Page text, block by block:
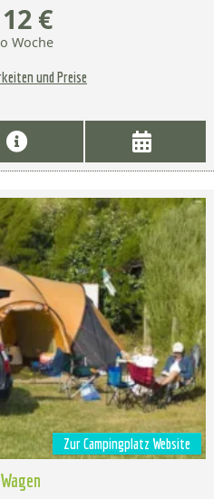
€
Woche
und Preise
Zur Campingplatz Website